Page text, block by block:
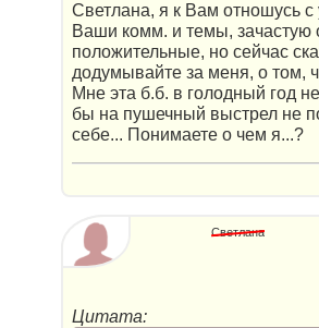
Светлана, я к Вам отношусь
Ваши комм. и темы, зачастую
положительные, но сейчас
додумывайте за меня, о том,
Мне эта б.б. в голодный год
бы на пушечный выстрел не
себе... Понимаете о чем я...?
Светлана
Цитата: